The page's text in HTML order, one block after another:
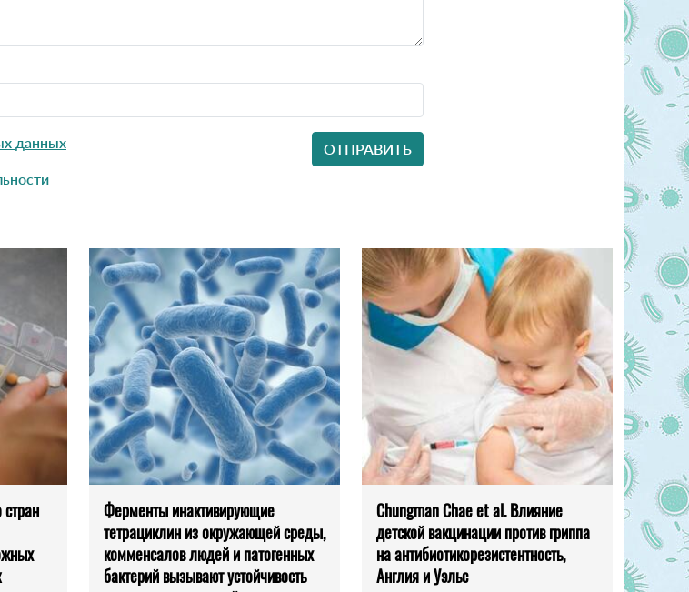
данных
Ферменты инактивирующие
тетрациклин из окружающей среды,
комменсалов людей и патогенных
бактерий вызывают устойчивость
Chungman Chae et al. Влияние
детской вакцинации против гриппа
на антибиотикорезистентность,
Англия и Уэльс